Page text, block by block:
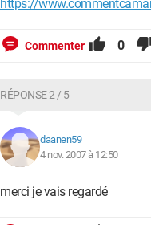
https://
Commenter 0
RÉPONSE 2 / 5
daanen59
4 nov. 2007 à 12:50
merci je vais regardé